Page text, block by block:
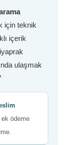
için teknik
içerik
ulaşmak
ödeme